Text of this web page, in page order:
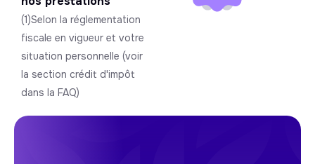
(1)Selon la réglementation
fiscale en vigueur et votre
situation personnelle (voir
la section crédit d'impôt
dans la FAQ)